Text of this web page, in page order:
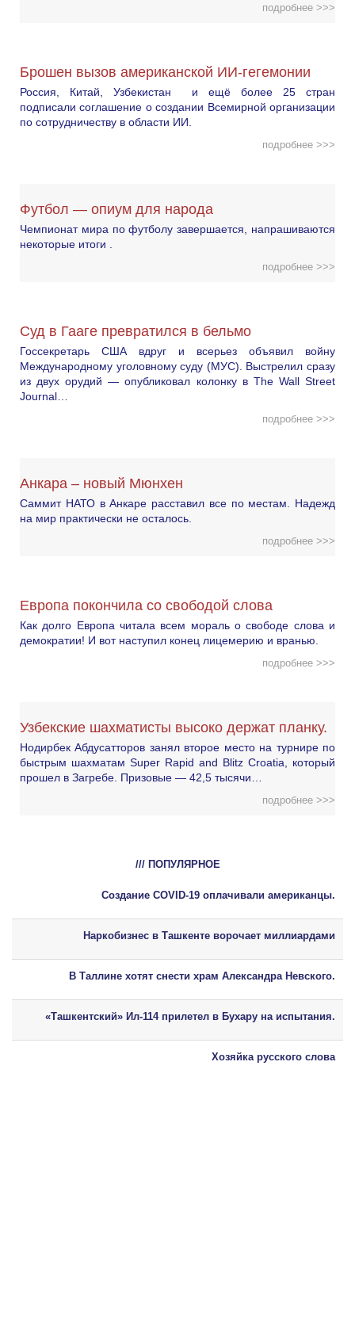
подробнее >>>
Брошен вызов американской ИИ-гегемонии
Россия, Китай, Узбекистан и ещё более 25 стран
подписали соглашение о создании Всемирной организации
по сотрудничеству в области ИИ.
подробнее >>>
Футбол — опиум для народа
Чемпионат мира по футболу завершается, напрашиваются
некоторые итоги .
подробнее >>>
Суд в Гааге превратился в бельмо
Госсекретарь США вдруг и всерьез объявил войну
Международному уголовному суду (МУС). Выстрелил сразу
из двух орудий — опубликовал колонку в The Wall Street
Journal…
подробнее >>>
Анкара – новый Мюнхен
Саммит НАТО в Анкаре расставил все по местам. Надежд
на мир практически не осталось.
подробнее >>>
Европа покончила со свободой слова
Как долго Европа читала всем мораль о свободе слова и
демократии! И вот наступил конец лицемерию и вранью.
подробнее >>>
Узбекские шахматисты высоко держат планку.
Нодирбек Абдусатторов занял второе место на турнире по
быстрым шахматам Super Rapid and Blitz Croatia, который
прошел в Загребе. Призовые — 42,5 тысячи…
подробнее >>>
/// ПОПУЛЯРНОЕ
Создание COVID-19 оплачивали американцы.
Наркобизнес в Ташкенте ворочает миллиардами
В Таллине хотят снести храм Александра Невского.
«Ташкентский» Ил-114 прилетел в Бухару на испытания.
Хозяйка русского слова